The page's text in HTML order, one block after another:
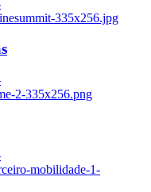
335x256.jpg
2-335x256.png
mobilidade-1-